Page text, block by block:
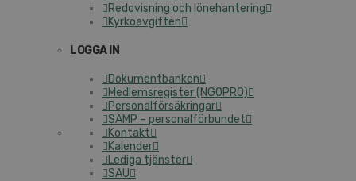
Redovisning och lönehantering
Kyrkoavgiften
LOGGA IN
Dokumentbanken
Medlemsregister (NGOPRO)
Personalförsäkringar
SAMP – personalförbundet
Kontakt
Kalender
Lediga tjänster
SAU